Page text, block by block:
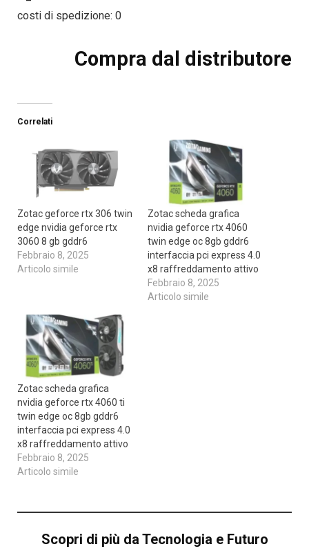
costi di spedizione: 0
Compra dal distributore
Correlati
Zotac geforce rtx 306 twin
edge nvidia geforce rtx
3060 8 gb gddr6
Febbraio 8, 2025
Articolo simile
Zotac scheda grafica
nvidia geforce rtx 4060
twin edge oc 8gb gddr6
interfaccia pci express 4.0
x8 raffreddamento attivo
Febbraio 8, 2025
Articolo simile
Zotac scheda grafica
nvidia geforce rtx 4060 ti
twin edge oc 8gb gddr6
interfaccia pci express 4.0
x8 raffreddamento attivo
Febbraio 8, 2025
Articolo simile
Scopri di più da Tecnologia e Futuro